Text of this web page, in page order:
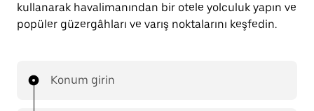
kullanarak havalimanından bir otele yolculuk yapın ve
popüler güzergâhları ve varış noktalarını keşfedin.
Konum girin